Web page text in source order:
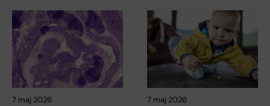
7 maj 2026 7 maj 2026